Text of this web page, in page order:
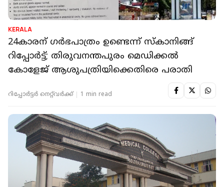
KERALA
24കാരന് ​ഗർഭപാത്രം ഉണ്ടെന്ന് സ്കാനിങ്ങ്
റിപ്പോർട്ട്; തിരുവനന്തപുരം മെഡിക്കൽ
കോളേജ് ആശുപത്രിയിക്കെതിരെ പരാതി
റിപ്പോർട്ടർ നെറ്റ്‌വര്‍ക്ക്‌ 1 min read